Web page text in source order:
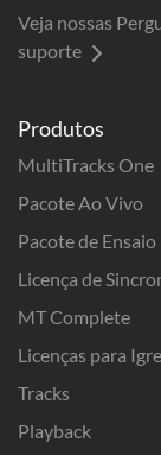
Produtos
MultiTracks One
Pacote Ao Vivo
Pacote de Ensaio
Licença de
MT Complete
Licenças para
Tracks
Playback
Veja nossas
suporte